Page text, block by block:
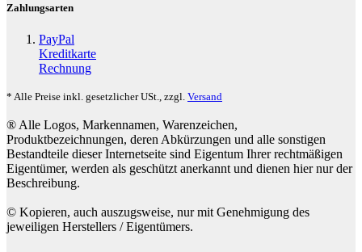
Zahlungsarten
PayPal
Kreditkarte
Rechnung
* Alle Preise inkl. gesetzlicher USt., zzgl. Versand
® Alle Logos, Markennamen, Warenzeichen,
Produktbezeichnungen, deren Abkürzungen und alle sonstigen
Bestandteile dieser Internetseite sind Eigentum Ihrer rechtmäßigen
Eigentümer, werden als geschützt anerkannt und dienen hier nur der
Beschreibung.
© Kopieren, auch auszugsweise, nur mit Genehmigung des
jeweiligen Herstellers / Eigentümers.